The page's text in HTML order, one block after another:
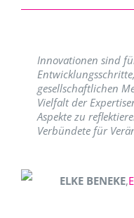
Innovationen sind
gesellschaftlichen
Vielfalt der
Aspekte zu
Verbündete für
ELKE BENEKE,